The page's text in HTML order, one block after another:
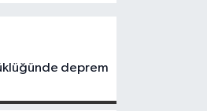
deprem